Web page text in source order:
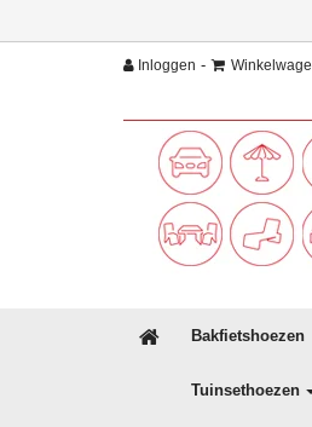
Inloggen -
Bakfietshoezen
Tuinsethoezen